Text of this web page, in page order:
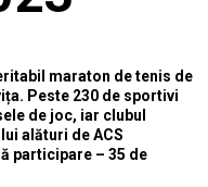
maraton de tenis de
Peste 230 de sportivi
de joc, iar clubul
alături de ACS
participare – 35 de